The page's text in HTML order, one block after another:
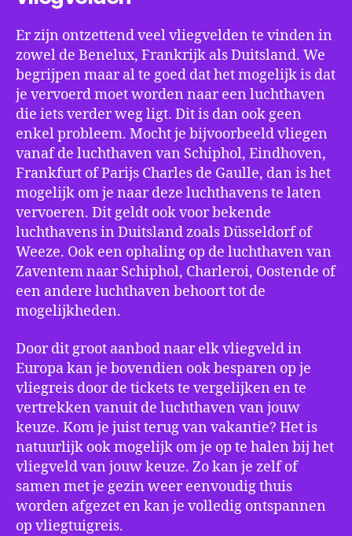
Er zijn ontzettend veel vliegvelden te vinden in
zowel de Benelux, Frankrijk als Duitsland. We
begrijpen maar al te goed dat het mogelijk is dat
je vervoerd moet worden naar een luchthaven
die iets verder weg ligt. Dit is dan ook geen
enkel probleem. Mocht je bijvoorbeeld vliegen
vanaf de luchthaven van Schiphol, Eindhoven,
Frankfurt of Parijs Charles de Gaulle, dan is het
mogelijk om je naar deze luchthavens te laten
vervoeren. Dit geldt ook voor bekende
luchthavens in Duitsland zoals Düsseldorf of
Weeze. Ook een ophaling op de luchthaven van
Zaventem naar Schiphol, Charleroi, Oostende of
een andere luchthaven behoort tot de
mogelijkheden.
Door dit groot aanbod naar elk vliegveld in
Europa kan je bovendien ook besparen op je
vliegreis door de tickets te vergelijken en te
vertrekken vanuit de luchthaven van jouw
keuze. Kom je juist terug van vakantie? Het is
natuurlijk ook mogelijk om je op te halen bij het
vliegveld van jouw keuze. Zo kan je zelf of
samen met je gezin weer eenvoudig thuis
worden afgezet en kan je volledig ontspannen
op vliegtuigreis.